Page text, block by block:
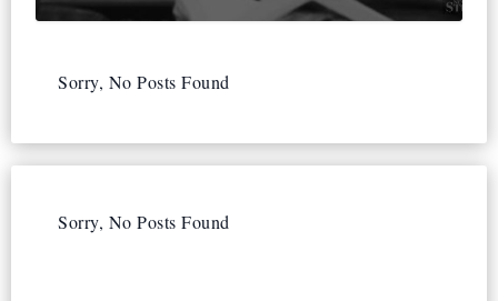
Sorry, No Posts Found
Sorry, No Posts Found